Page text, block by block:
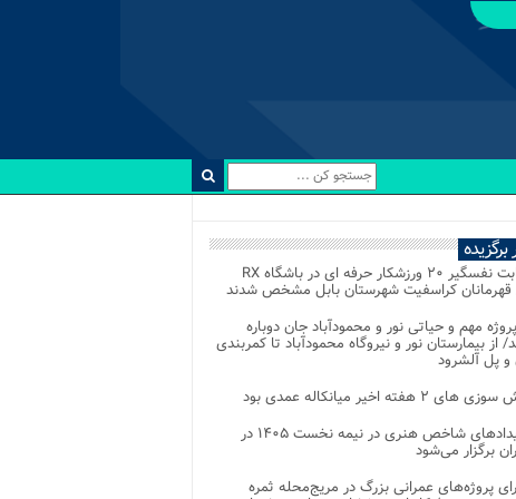
برگزیده
رقابت نفسگیر ۲۰ ورزشکار حرفه ای در باشگاه RX
قهرمانان کراسفیت شهرستان بابل مشخص شدند
۴ پروژه مهم و حیاتی نور و محمودآباد جان دوباره
از بیمارستان نور و نیروگاه محمودآباد تا کمربندی
و پل آلشرود
های ۲ هفته اخیر میانکاله عمدی بود
رویدادهای شاخص هنری در نیمه نخست ۱۴۰۵ در
برگزار می‌شود
پروژه‌های عمرانی بزرگ در مریج‌محله ثمره